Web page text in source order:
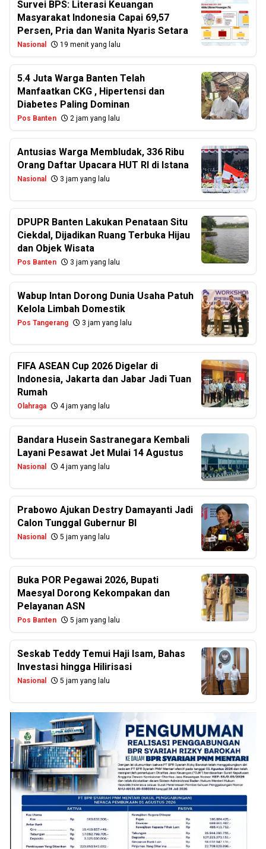
Survei BPS: Literasi Keuangan
Masyarakat Indonesia Capai 69,57
Persen, Pria dan Wanita Nyaris Setara
Nasional 19 menit yang lalu
5.4 Juta Warga Banten Telah
Manfaatkan CKG , Hipertensi dan
Diabetes Paling Dominan
Pos Banten 2 jam yang lalu
Antusias Warga Membludak, 336 Ribu
Orang Daftar Upacara HUT RI di Istana
Nasional 3 jam yang lalu
DPUPR Banten Lakukan Penataan Situ
Ciekdal, Dijadikan Ruang Terbuka Hijau
dan Objek Wisata
Pos Banten 3 jam yang lalu
Wabup Intan Dorong Dunia Usaha Patuh
Kelola Limbah Domestik
Pos Tangerang 3 jam yang lalu
FIFA ASEAN Cup 2026 Digelar di
Indonesia, Jakarta dan Jabar Jadi Tuan
Rumah
Olahraga 4 jam yang lalu
Bandara Husein Sastranegara Kembali
Layani Pesawat Jet Mulai 14 Agustus
Nasional 4 jam yang lalu
Prabowo Ajukan Destry Damayanti Jadi
Calon Tunggal Gubernur BI
Nasional 5 jam yang lalu
Buka POR Pegawai 2026, Bupati
Maesyal Dorong Kekompakan dan
Pelayanan ASN
Pos Banten 5 jam yang lalu
Seskab Teddy Temui Haji Isam, Bahas
Investasi hingga Hilirisasi
Nasional 5 jam yang lalu